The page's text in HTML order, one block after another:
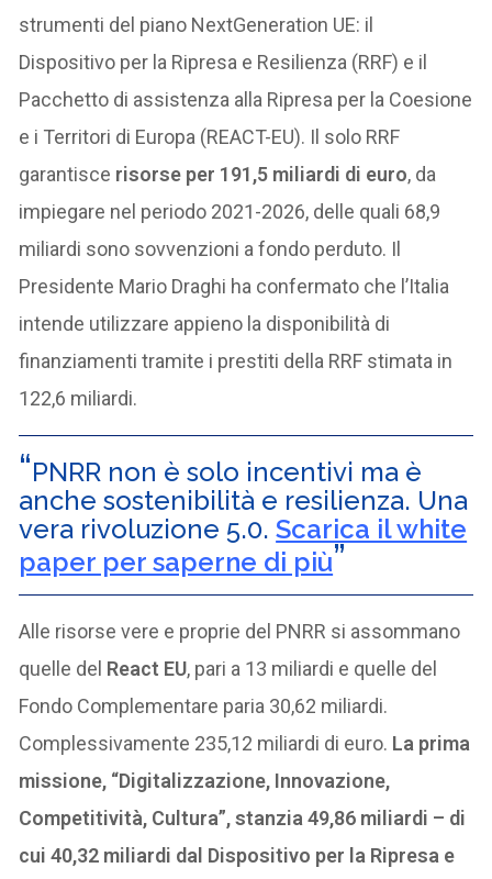
strumenti del piano NextGeneration UE: il
Dispositivo per la Ripresa e Resilienza (RRF) e il
Pacchetto di assistenza alla Ripresa per la Coesione
e i Territori di Europa (REACT-EU). Il solo RRF
garantisce risorse per 191,5 miliardi di euro, da
impiegare nel periodo 2021-2026, delle quali 68,9
miliardi sono sovvenzioni a fondo perduto. Il
Presidente Mario Draghi ha confermato che l’Italia
intende utilizzare appieno la disponibilità di
finanziamenti tramite i prestiti della RRF stimata in
122,6 miliardi.
PNRR non è solo incentivi ma è
anche sostenibilità e resilienza. Una
vera rivoluzione 5.0.Scarica il white
paper per saperne di più
Alle risorse vere e proprie del PNRR si assommano
quelle del React EU, pari a 13 miliardi e quelle del
Fondo Complementare paria 30,62 miliardi.
Complessivamente 235,12 miliardi di euro. La prima
missione, “Digitalizzazione, Innovazione,
Competitività, Cultura”, stanzia 49,86 miliardi – di
cui 40,32 miliardi dal Dispositivo per la Ripresa e